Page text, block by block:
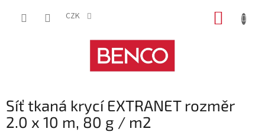
CZK
Síť tkaná krycí EXTRANET rozměr
2.0 x 10 m, 80 g / m2